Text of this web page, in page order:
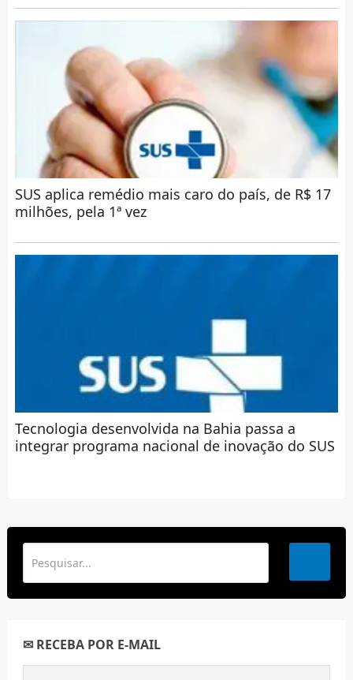
SUS aplica remédio mais caro do país, de R$ 17
milhões, pela 1ª vez
Tecnologia desenvolvida na Bahia passa a
integrar programa nacional de inovação do SUS
✉ RECEBA POR E-MAIL